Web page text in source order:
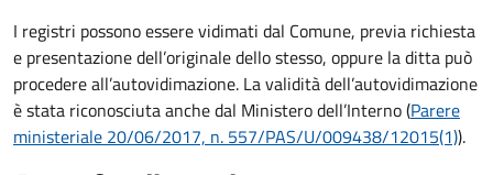
I registri possono essere vidimati dal Comune, previa richiesta
e presentazione dell’originale dello stesso, oppure la ditta può
procedere all’autovidimazione. La validità dell’autovidimazione
è stata riconosciuta anche dal Ministero dell’Interno (Parere
ministeriale 20/06/2017, n. 557/PAS/U/009438/12015(1)).